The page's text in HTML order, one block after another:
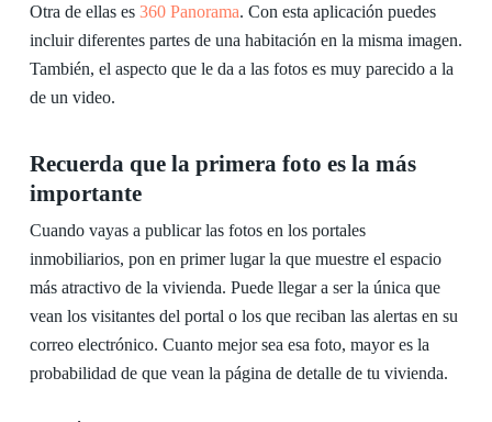
Otra de ellas es 360 Panorama. Con esta aplicación puedes
incluir diferentes partes de una habitación en la misma imagen.
También, el aspecto que le da a las fotos es muy parecido a la
de un video.
Recuerda que la primera foto es la más
importante
Cuando vayas a publicar las fotos en los portales
inmobiliarios, pon en primer lugar la que muestre el espacio
más atractivo de la vivienda. Puede llegar a ser la única que
vean los visitantes del portal o los que reciban las alertas en su
correo electrónico. Cuanto mejor sea esa foto, mayor es la
probabilidad de que vean la página de detalle de tu vivienda.